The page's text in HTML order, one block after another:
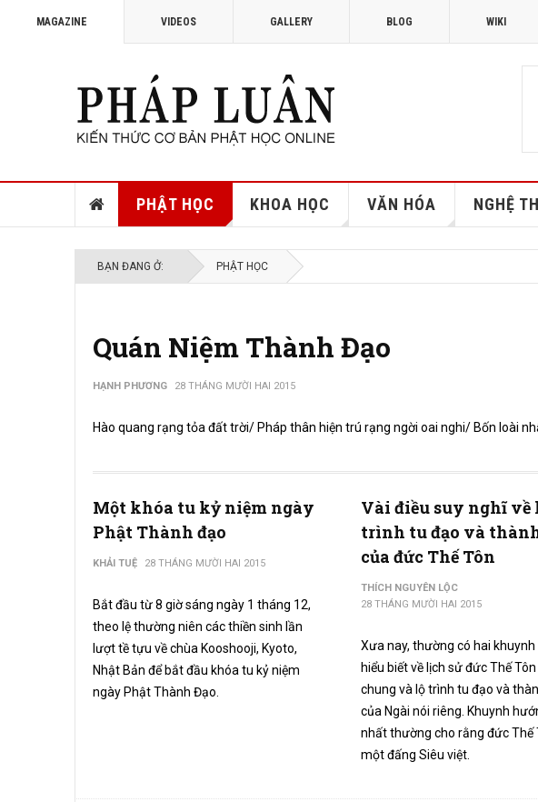
MAGAZINE VIDEOS GALLERY BLOG WIKI
PHẬT HỌC KHOA HỌC VĂN HÓA NGHỆ
BẠN ĐANG Ở: PHẬT HỌC
Quán Niệm Thành Đạo
HẠNH PHƯƠNG 28 THÁNG MƯỜI HAI 2015
Hào quang rạng tỏa đất trời/ Pháp thân hiện trú rạng ngời oai nghi/ Bốn loài
Một khóa tu kỷ niệm ngày
Phật Thành đạo
KHẢI TUỆ 28 THÁNG MƯỜI HAI 2015
Bắt đầu từ 8 giờ sáng ngày 1 tháng 12,
theo lệ thường niên các thiền sinh lần
lượt tề tựu về chùa Kooshooji, Kyoto,
Nhật Bản để bắt đầu khóa tu kỷ niệm
ngày Phật Thành Đạo.
Vài điều suy nghĩ về
trình tu đạo và
của đức Thế Tôn
THÍCH NGUYÊN LỘC
28 THÁNG MƯỜI HAI 2015
Xưa nay, thường có hai
hiểu biết về lịch sử đức Thế
chung và lộ trình tu đạo và
của Ngài nói riêng. Khuynh
nhất thường cho rằng đức Thế
một đấng Siêu việt.